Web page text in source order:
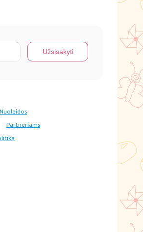
Nuolaidos
Partneriams